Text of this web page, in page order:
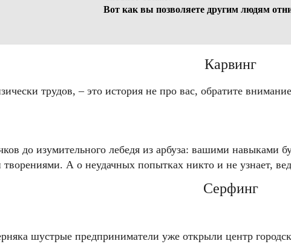
Вот как вы позволяете другим людям
Карвинг
трудов, – это история не про вас, обратите
до изумительного лебедя из арбуза: вашими навыками
А о неудачных попытках никто и не узнает,
Серфинг
шустрые предприниматели уже открыли центр